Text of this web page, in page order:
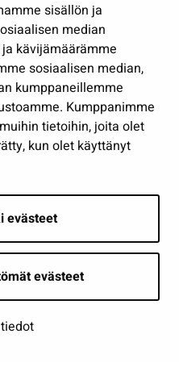
sisällön ja
median
kävijämäärämme
sosiaalisen median,
kumppaneillemme
Kumppanimme
tietoihin, joita olet
kun olet käyttänyt
evästeet
evästeet
| © Seinäjoki 2026